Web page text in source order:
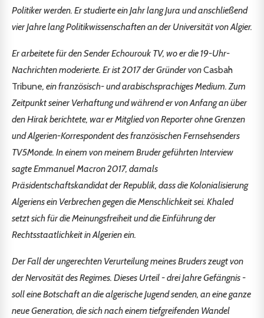
Politiker werden. Er studierte ein Jahr lang Jura und anschließend
vier Jahre lang Politikwissenschaften an der Universität von Algier.
Er arbeitete für den Sender Echourouk TV, wo er die 19-Uhr-
Nachrichten moderierte. Er ist 2017 der Gründer vonCasbah
Tribune, ein französisch- und arabischsprachiges Medium. Zum
Zeitpunkt seiner Verhaftung und während er von Anfang an über
den Hirak berichtete, war er Mitglied von Reporter ohne Grenzen
und Algerien-Korrespondent des französischen Fernsehsenders
TV5Monde. In einem von meinem Bruder geführten Interview
sagte Emmanuel Macron 2017, damals
Präsidentschaftskandidat der Republik, dass die Kolonialisierung
Algeriens ein Verbrechen gegen die Menschlichkeit sei. Khaled
setzt sich für die Meinungsfreiheit und die Einführung der
Rechtsstaatlichkeit in Algerien ein.
Der Fall der ungerechten Verurteilung meines Bruders zeugt von
der Nervosität des Regimes. Dieses Urteil - drei Jahre Gefängnis -
soll eine Botschaft an die algerische Jugend senden, an eine ganze
neue Generation, die sich nach einem tiefgreifenden Wandel